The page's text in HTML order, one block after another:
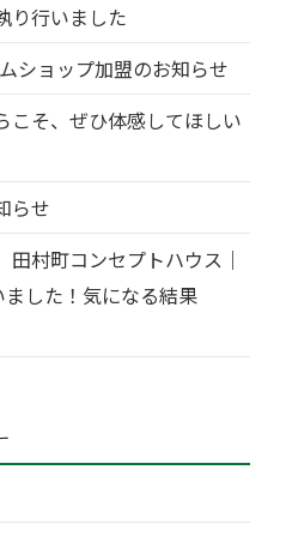
り行いました
ショップ加盟のお知らせ
こそ、ぜひ体感してほしい
らせ
田村町コンセプトハウス｜
した！気になる結果